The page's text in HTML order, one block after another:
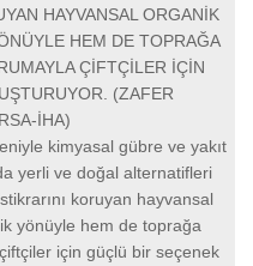
HAYVANSAL ORGANİK
HEM DE TOPRAĞA
ÇİFTÇİLER İÇİN
(ZAFER
İHA)
kimyasal gübre ve yakıt
yerli ve doğal alternatifleri
koruyan hayvansal
yönüyle hem de toprağa
için güçlü bir seçenek